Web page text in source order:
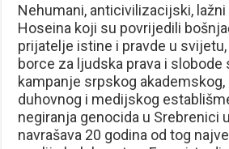
Nehumani, anticivilizacijski,
Hoseina koji su povrijedili
prijatelje istine i pravde u
borce za ljudska prava i slobode
kampanje srpskog akademskog,
duhovnog i medijskog
negiranja genocida u Srebrenici
navrašava 20 godina od tog